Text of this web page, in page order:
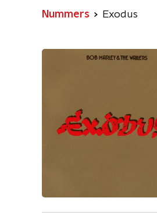
Nummers Exodus